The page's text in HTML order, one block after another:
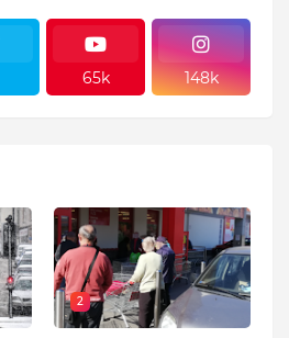
65k 148k
2